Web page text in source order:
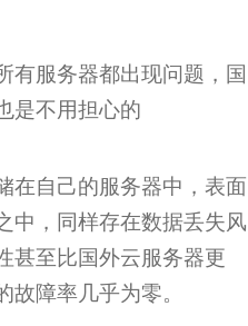
有服务器都出现问题，国
是不用担心的
在自己的服务器中，表面
中，同样存在数据丢失风
甚至比国外云服务器更
障率几乎为零。